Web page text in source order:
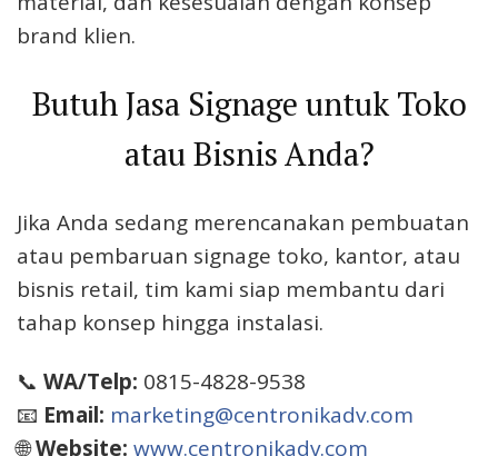
brand klien.
Butuh Jasa Signage untuk Toko
atau Bisnis Anda?
Jika Anda sedang merencanakan pembuatan
atau pembaruan signage toko, kantor, atau
bisnis retail, tim kami siap membantu dari
tahap konsep hingga instalasi.
📞 WA/Telp: 0815-4828-9538
📧 Email: marketing@centronikadv.com
🌐Website: www.centronikadv.com